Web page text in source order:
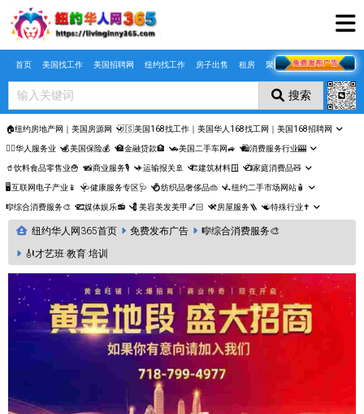
Skip to main content
首页 美国找工作 美国招聘网 纽约找工作 房子出售 租房 聚合页
搜索
🏠纽约房地产网｜美国房源网 🇺🇸美国168找工作｜美国华人168找工网｜美国168招聘网
🤵‍♀️华人服务业 💰美国保险💰 🏦金融贷款🏦 🚗美国二手车网🚙 🛍️消费服务行业🎰
🥤饮料食品零售业🍟 📸商业服务🎙️ ✈️运输报关🚢 🏗️建筑材料🪟 📺家庭消费品🧸
🖥️互联网电子产业📱 🩺健康服务专区🩺 💍纺织品奢侈品👜 🛴纽约二手市场网站🧴
🎼综合消费服务🎨 🎞️媒体娱乐📻 💈美容美发美甲💅🏻 ⚒️房屋服务🪜 ☯️特殊行业✝️
纽约华人网365首页 免费发布广告
🎼综合消费服务🎨
🎻才艺班·教育·培训